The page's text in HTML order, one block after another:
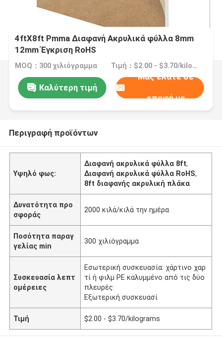
4ftX8ft Pmma Διαφανή Ακρυλικά φύλλα 8mm
12mm Έγκριση RoHS
MOQ：300 χιλιόγραμμα Τιμή：$2.00 - $3.70/kilograms
Καλύτερη τιμή
Μας ελάτε σε
επαφή με
Περιγραφή προϊόντων
Υψηλό φως:
Διαφανή ακρυλικά φύλλα 8ft,
Διαφανή ακρυλικά φύλλα RoHS,
8ft διαφανής ακρυλική πλάκα
Δυνατότητα προ
σφοράς
2000 κιλά/κιλά την ημέρα
Ποσότητα παραγ
γελίας min
300 χιλιόγραμμα
Συσκευασία λεπτ
ομέρειες
Εσωτερική συσκευασία: χάρτινο χαρ
τί ή φιλμ PE καλυμμένο από τις δύο
πλευρές.
Εξωτερική συσκευασί
Τιμή $2.00 - $3.70/kilograms